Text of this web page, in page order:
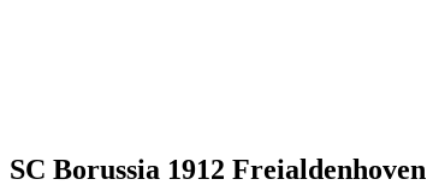
SC Borussia 1912 Freialdenhoven